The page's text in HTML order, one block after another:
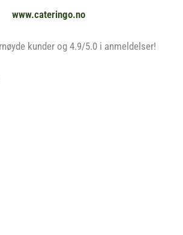
www.cateringo.no
kunder og 4.9/5.0 i anmeldelser!